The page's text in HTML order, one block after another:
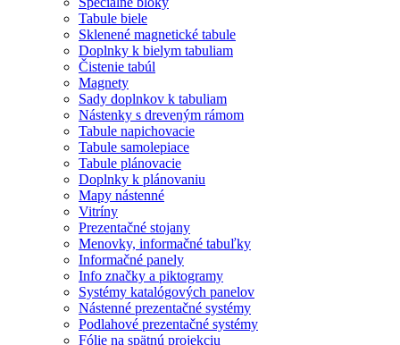
Tabule biele
Sklenené magnetické tabule
Doplnky k bielym tabuliam
Čistenie tabúl
Magnety
Sady doplnkov k tabuliam
Nástenky s dreveným rámom
Tabule napichovacie
Tabule samolepiace
Tabule plánovacie
Doplnky k plánovaniu
Mapy nástenné
Vitríny
Prezentačné stojany
Menovky, informačné tabuľky
Informačné panely
Info značky a piktogramy
Systémy katalógových panelov
Nástenné prezentačné systémy
Podlahové prezentačné systémy
Fólie na spätnú projekciu